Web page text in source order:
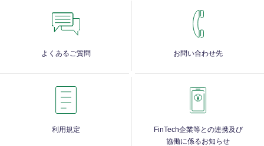
よくあるご質問 お問い合わせ先
利用規定
FinTech企業等との連携及び
協働に係るお知らせ